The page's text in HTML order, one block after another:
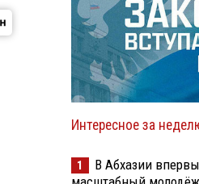
Интересное за
1
В Абхазии